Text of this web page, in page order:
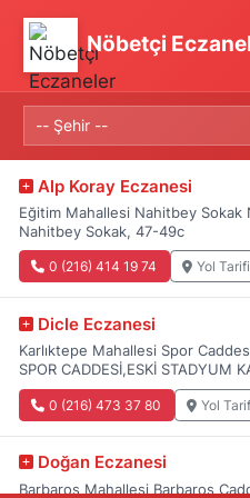
Nöbetçi
Alp Koray Eczanesi
Eğitim Mahallesi Nahitbey
Nahitbey Sokak, 47-49c
0 (216) 414 19 74 Yol
Dicle Eczanesi
Karlıktepe Mahallesi Spor
SPOR CADDESİ,ESKİ STADYUM
0 (216) 473 37 80 Yol
Doğan Eczanesi
Barbaros Mahallesi Barbaros